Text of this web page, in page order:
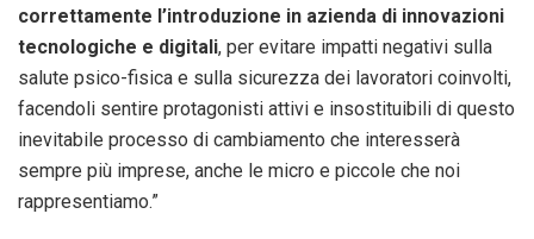
correttamente l’introduzione in azienda di innovazioni
tecnologiche e digitali, per evitare impatti negativi sulla
salute psico-fisica e sulla sicurezza dei lavoratori coinvolti,
facendoli sentire protagonisti attivi e insostituibili di questo
inevitabile processo di cambiamento che interesserà
sempre più imprese, anche le micro e piccole che noi
rappresentiamo.”